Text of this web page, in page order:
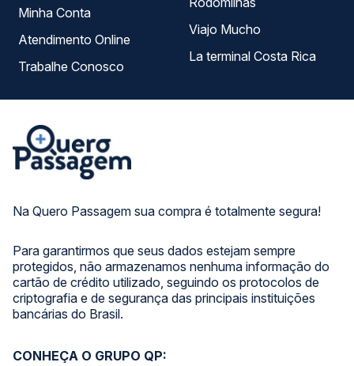
Na Quero Passagem sua compra é totalmente segura!
Para garantirmos que seus dados estejam sempre
protegidos, não armazenamos nenhuma informação do
cartão de crédito utilizado, seguindo os protocolos de
criptografia e de segurança das principais instituições
bancárias do Brasil.
Minha Conta
Atendimento Online
Trabalhe Conosco
Viajo Mucho
La terminal Costa Rica
CONHEÇA O GRUPO QP: